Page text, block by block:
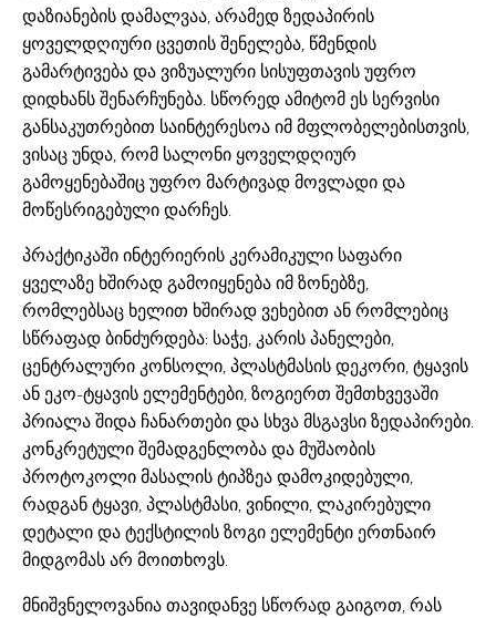
დაზიანების დამალვაა, არამედ ზედაპირის
ყოველდღიური ცვეთის შენელება, წმენდის
გამარტივება და ვიზუალური სისუფთავის უფრო
დიდხანს შენარჩუნება. სწორედ ამიტომ ეს სერვისი
განსაკუთრებით საინტერესოა იმ მფლობელებისთვის,
ვისაც უნდა, რომ სალონი ყოველდღიურ
გამოყენებაშიც უფრო მარტივად მოვლადი და
მოწესრიგებული დარჩეს.
პრაქტიკაში ინტერიერის კერამიკული საფარი
ყველაზე ხშირად გამოიყენება იმ ზონებზე,
რომლებსაც ხელით ხშირად ვეხებით ან რომლებიც
სწრაფად ბინძურდება: საჭე, კარის პანელები,
ცენტრალური კონსოლი, პლასტმასის დეკორი, ტყავის
ან ეკო-ტყავის ელემენტები, ზოგიერთ შემთხვევაში
პრიალა შიდა ჩანართები და სხვა მსგავსი ზედაპირები.
კონკრეტული შემადგენლობა და მუშაობის
პროტოკოლი მასალის ტიპზეა დამოკიდებული,
რადგან ტყავი, პლასტმასი, ვინილი, ლაკირებული
დეტალი და ტექსტილის ზოგი ელემენტი ერთნაირ
მიდგომას არ მოითხოვს.
მნიშვნელოვანია თავიდანვე სწორად გაიგოთ, რას